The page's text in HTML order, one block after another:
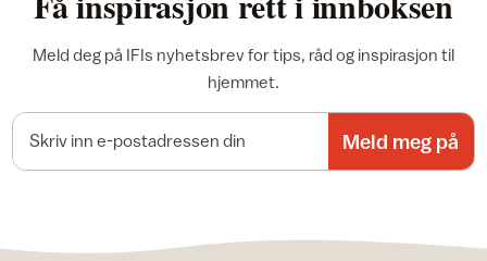
Meld deg på IFIs nyhetsbrev for tips, råd og inspirasjon til
hjemmet.
Meld meg på